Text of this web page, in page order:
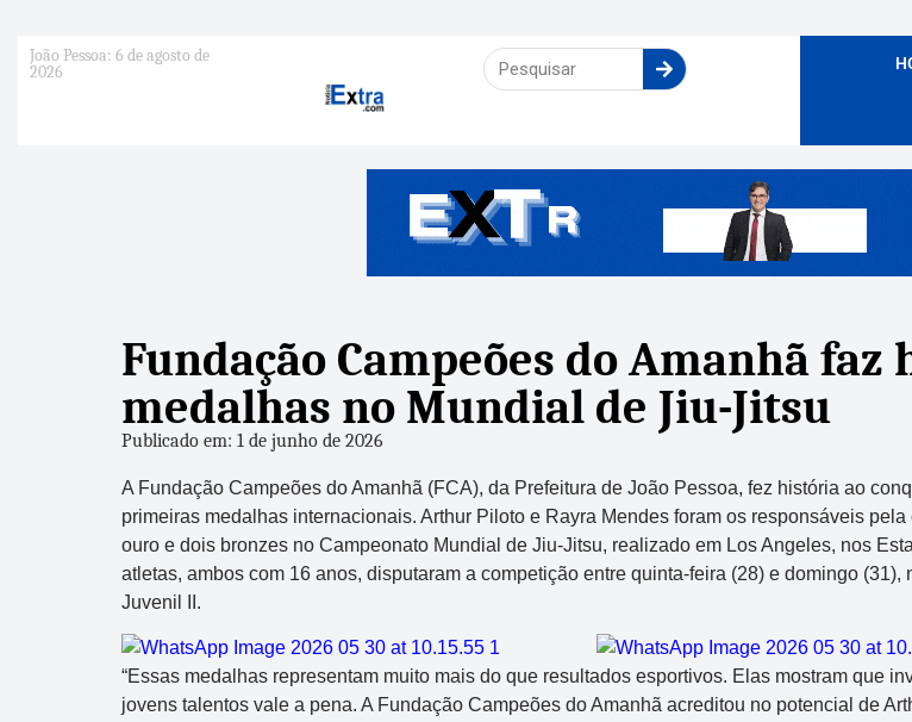
João Pessoa: 6 de agosto de
2026
Fundação Campeões do Amanhã
medalhas no Mundial de Jiu-Jitsu
Publicado em: 1 de junho de 2026
A Fundação Campeões do Amanhã (FCA), da Prefeitura de João Pessoa, fez história ao
primeiras medalhas internacionais. Arthur Piloto e Rayra Mendes foram os responsáveis
ouro e dois bronzes no Campeonato Mundial de Jiu-Jitsu, realizado em Los Angeles, nos
atletas, ambos com 16 anos, disputaram a competição entre quinta-feira (28) e domingo (31),
Juvenil II.
“Essas medalhas representam muito mais do que resultados esportivos. Elas mostram que
jovens talentos vale a pena. A Fundação Campeões do Amanhã acreditou no potencial de